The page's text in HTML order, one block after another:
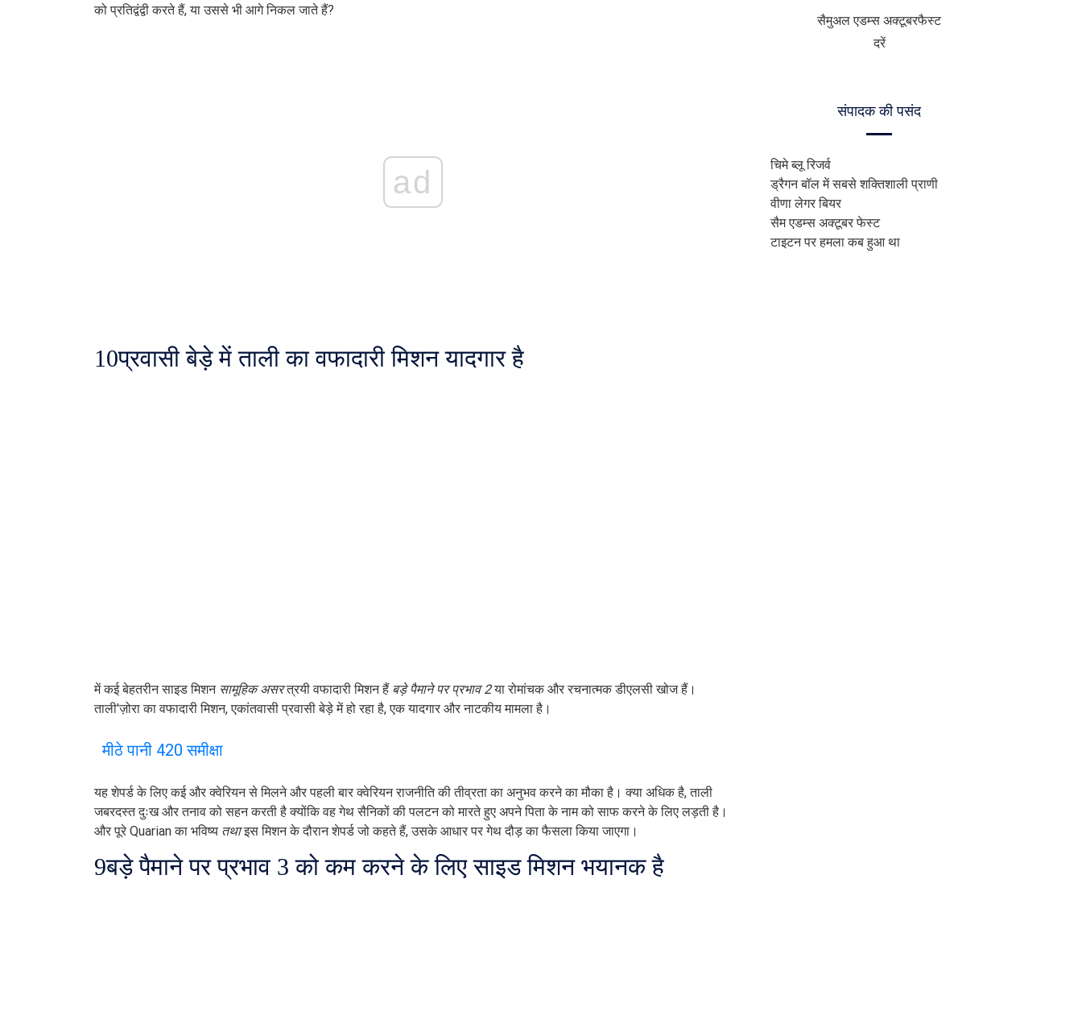
को प्रतिद्वंद्वी करते हैं, या उससे भी आगे निकल जाते हैं?
ad
10प्रवासी बेड़े में ताली का वफादारी मिशन यादगार है
में कई बेहतरीन साइड मिशन सामूहिक असरत्रयी वफादारी मिशन हैं बड़े पैमाने पर प्रभाव 2या रोमांचक और रचनात्मक डीएलसी खोज हैं।
ताली'ज़ोरा का वफादारी मिशन, एकांतवासी प्रवासी बेड़े में हो रहा है, एक यादगार और नाटकीय मामला है।
मीठे पानी 420 समीक्षा
यह शेपर्ड के लिए कई और क्वेरियन से मिलने और पहली बार क्वेरियन राजनीति की तीव्रता का अनुभव करने का मौका है। क्या अधिक है, ताली
जबरदस्त दुःख और तनाव को सहन करती है क्योंकि वह गेथ सैनिकों की पलटन को मारते हुए अपने पिता के नाम को साफ करने के लिए लड़ती है।
और पूरे Quarian का भविष्य तथाइस मिशन के दौरान शेपर्ड जो कहते हैं, उसके आधार पर गेथ दौड़ का फैसला किया जाएगा।
9बड़े पैमाने पर प्रभाव 3 को कम करने के लिए साइड मिशन भयानक है
सैमुअल एडम्स अक्टूबरफैस्ट
दरें
संपादक की पसंद
चिमे ब्लू रिजर्व
ड्रैगन बॉल में सबसे शक्तिशाली प्राणी
वीणा लेगर बियर
सैम एडम्स अक्टूबर फेस्ट
टाइटन पर हमला कब हुआ था